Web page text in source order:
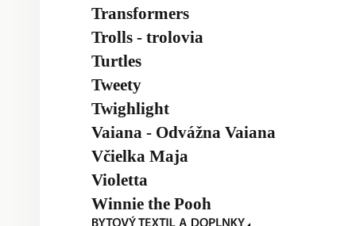
Transformers
Trolls - trolovia
Turtles
Tweety
Twighlight
Vaiana - Odvážna Vaiana
Včielka Maja
Violetta
Winnie the Pooh